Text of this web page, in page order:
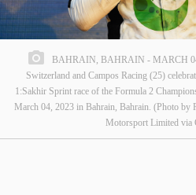
BAHRAIN, BAHRAIN - MARCH
Switzerland and Campos Racing (25)
1:Sakhir Sprint race of the Formula 2
March 04, 2023 in Bahrain, Bahrain. (Photo by
Motorsport Limited via